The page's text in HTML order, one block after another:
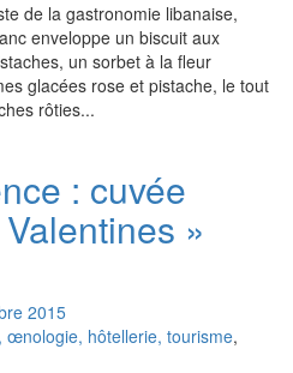
de la gastronomie libanaise,
enveloppe un biscuit aux
un sorbet à la fleur
glacées rose et pistache, le tout
rôties...
: cuvée
»
2015
œnologie, hôtellerie, tourisme,